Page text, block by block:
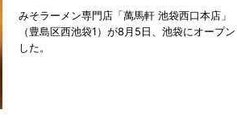
みそラーメン専門店「萬馬軒 池袋西口本店」
（豊島区西池袋1）が8月5日、池袋にオープン
した。